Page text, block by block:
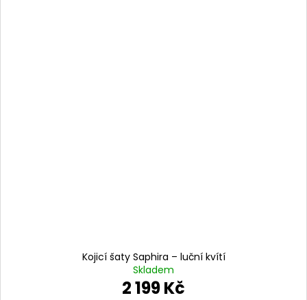
Kojicí šaty Saphira – luční kvítí
Skladem
2 199 Kč